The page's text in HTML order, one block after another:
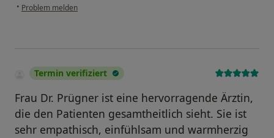
• Problem melden
Termin verifiziert
Frau Dr. Prügner ist eine hervorragende Ärztin,
die den Patienten gesamtheitlich sieht. Sie ist
sehr empathisch, einfühlsam und warmherzig